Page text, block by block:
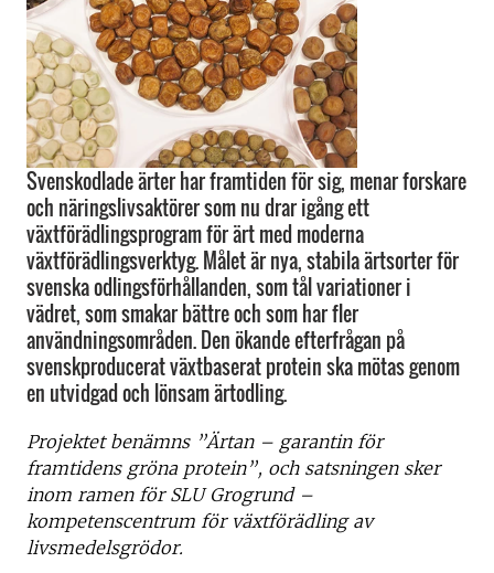
Svenskodlade ärter har framtiden för sig, menar forskare
och näringslivsaktörer som nu drar igång ett
växtförädlingsprogram för ärt med moderna
växtförädlingsverktyg. Målet är nya, stabila ärtsorter för
svenska odlingsförhållanden, som tål variationer i
vädret, som smakar bättre och som har fler
användningsområden. Den ökande efterfrågan på
svenskproducerat växtbaserat protein ska mötas genom
en utvidgad och lönsam ärtodling.
Projektet benämns ”Ärtan – garantin för
framtidens gröna protein”, och satsningen sker
inom ramen för SLU Grogrund –
kompetenscentrum för växtförädling av
livsmedelsgrödor.